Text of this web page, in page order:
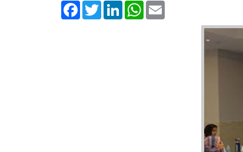
FacebookTwitterLinkedInWhatsApp Email